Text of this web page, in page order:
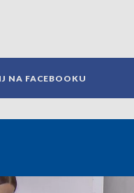
NA FACEBOOKU